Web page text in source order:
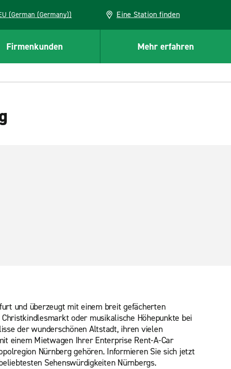
DEU (German (Germany)) Eine Station finden
Firmenkunden Mehr erfahren
und überzeugt mit einem breit gefächerten
oder musikalische Höhepunkte bei
der wunderschönen Altstadt, ihren vielen
einem Mietwagen Ihrer Enterprise Rent-A-Car
Nürnberg gehören. Informieren Sie sich jetzt
Sehenswürdigkeiten Nürnbergs.